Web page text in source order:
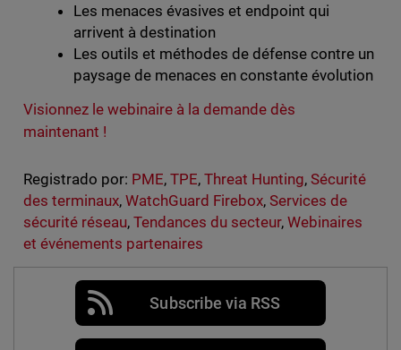
Les menaces évasives et endpoint qui
arrivent à destination
Les outils et méthodes de défense contre un
paysage de menaces en constante évolution
Visionnez le webinaire à la demande dès
maintenant !
Registrado por: PME, TPE, Threat Hunting,Sécurité
des terminaux, WatchGuard Firebox,Services de
sécurité réseau, Tendances du secteur,Webinaires
et événements partenaires
Subscribe via RSS